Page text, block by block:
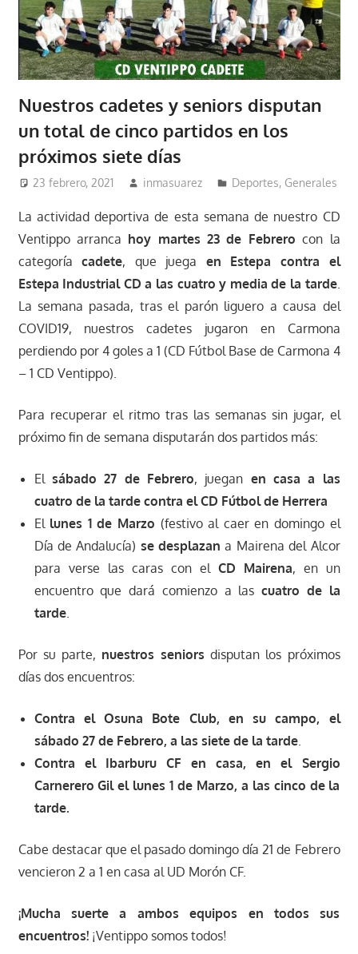
Nuestros cadetes y seniors disputan
un total de cinco partidos en los
próximos siete días
23 febrero, 2021 inmasuarez Deportes, Generales
La actividad deportiva de esta semana de nuestro CD
Ventippo arranca hoy martes 23 de Febrero con la
categoría cadete, que juega en Estepa contra el
Estepa Industrial CD a las cuatro y media de la tarde.
La semana pasada, tras el parón liguero a causa del
COVID19, nuestros cadetes jugaron en Carmona
perdiendo por 4 goles a 1 (CD Fútbol Base de Carmona 4
– 1 CD Ventippo).
Para recuperar el ritmo tras las semanas sin jugar, el
próximo fin de semana disputarán dos partidos más:
El sábado 27 de Febrero, juegan en casa a las
cuatro de la tarde contra el CD Fútbol de Herrera
El lunes 1 de Marzo (festivo al caer en domingo el
Día de Andalucía) se desplazan a Mairena del Alcor
para verse las caras con elCD Mairena, en un
encuentro que dará comienzo a las cuatro de la
tarde.
Por su parte, nuestros seniors disputan los próximos
días dos encuentros:
Contra el Osuna Bote Club, en su campo, el
sábado 27 de Febrero, a las siete de la tarde.
Contra el Ibarburu CF en casa, en el Sergio
Carnerero Gil el lunes 1 de Marzo, a las cinco de la
tarde.
Cabe destacar que el pasado domingo día 21 de Febrero
vencieron 2 a 1 en casa al UD Morón CF.
¡Mucha suerte a ambos equipos en todos sus
encuentros!¡Ventippo somos todos!